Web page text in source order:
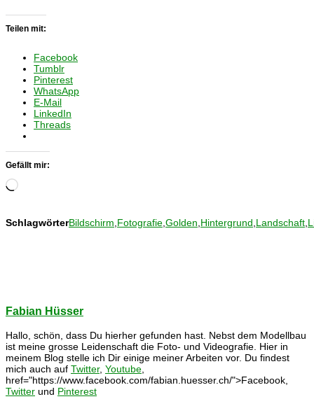
Teilen mit:
Facebook
Tumblr
Pinterest
WhatsApp
E-Mail
LinkedIn
Threads
Gefällt mir:
Wird
SchlagwörterBildschirm Fotografie Golden Hintergrund Landschaft
Fabian Hüsser
Hallo, schön, dass Du hierher gefunden hast. Nebst dem Modellbau
ist meine grosse Leidenschaft die Foto- und Videografie. Hier in
meinem Blog stelle ich Dir einige meiner Arbeiten vor. Du findest
mich auch auf Twitter, Youtube
href="https://www.facebook.com/fabian.huesser.ch/">Facebook,
Twitter und Pinterest